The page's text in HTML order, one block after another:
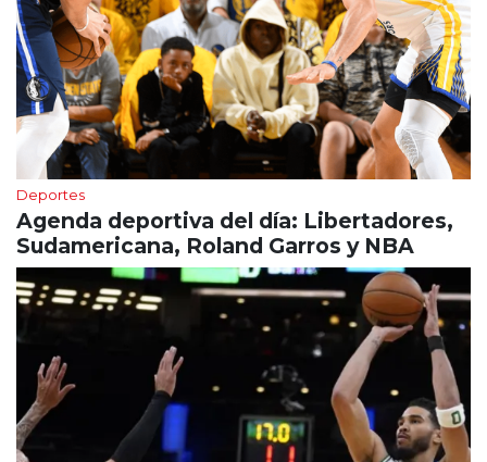
Deportes
Agenda deportiva del día: Libertadores,
Sudamericana, Roland Garros y NBA